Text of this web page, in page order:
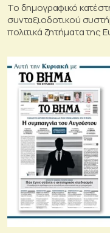
Το δημογραφικό
συνταξιοδοτικού
πολιτικά ζητήματα της